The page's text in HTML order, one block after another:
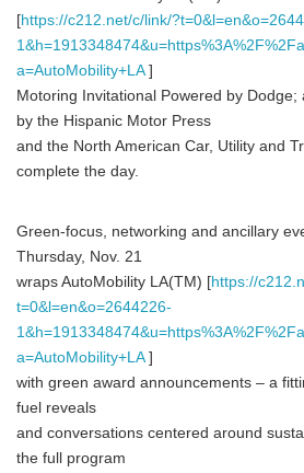
[https://c212.net/c/link/
a=AutoMobility+LA]
Motoring Invitational Powered by
by the Hispanic Motor Press
and the North American Car, Utility and
complete the day.
Green-focus, networking and ancillary
Thursday, Nov. 21
wraps AutoMobility LA(TM) [https://
t=0&l=en&o=2644226-
a=AutoMobility+LA]
with green award announcements – a
fuel reveals
and conversations centered around
the full program